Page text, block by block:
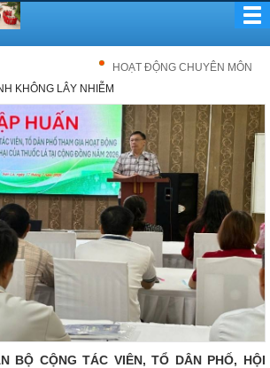
HOẠT ĐỘNG CHUYÊN MÔN
KHÔNG LÂY NHIỄM
BỘ CỘNG TÁC VIÊN, TỔ DÂN PHỐ, HỘI